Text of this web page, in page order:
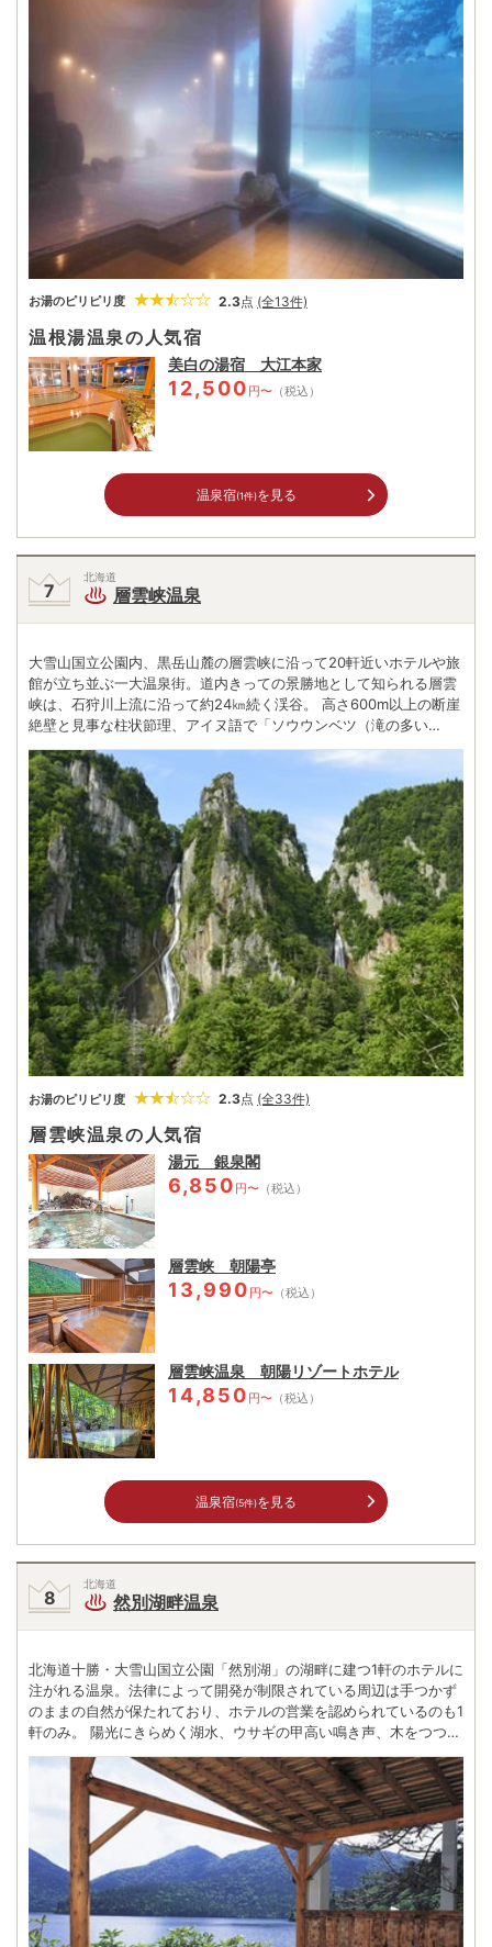
で「大きなお湯」という意味。オホーツクが生んだ海の幸とアイヌ
の古湯、その大きな恵みに抱かれたい。
お湯のピリピリ度 2.3点 (全13件)
温根湯温泉の人気宿
美白の湯宿 大江本家
12,500 円〜 （税込）
温泉宿(1件)を見る
北海道
層雲峡温泉
大雪山国立公園内、黒岳山麓の層雲峡に沿って20軒近いホテルや旅
館が立ち並ぶ一大温泉街。道内きっての景勝地として知られる層雲
峡は、石狩川上流に沿って約24㎞続く渓谷。 高さ600m以上の断崖
絶壁と見事な柱状節理、アイヌ語で「ソウウンベツ（滝の多い
川）」の地名どおりの「銀河の滝」や「流星の滝」に代表される名
瀑など、訪れる者を圧倒する大自然がここにはある。 特に岩壁を真
っ赤な紅葉が染める秋や、滝が氷結して巨大な氷柱となる厳冬の景
色は圧巻。この天を衝くような自然の造形を見て、大正時代にこの
地を訪れた文人の大町桂月が古来のアイヌ語の地名に「層雲」の字
を当てたのだとか。
お湯のピリピリ度 2.3点 (全33件)
層雲峡温泉の人気宿
湯元 銀泉閣
6,850 円〜 （税込）
層雲峡 朝陽亭
13,990 円〜 （税込）
層雲峡温泉 朝陽リゾートホテル
14,850 円〜 （税込）
温泉宿(5件)を見る
北海道
然別湖畔温泉
北海道十勝・大雪山国立公園「然別湖」の湖畔に建つ1軒のホテルに
注がれる温泉。法律によって開発が制限されている周辺は手つかず
のままの自然が保たれており、ホテルの営業を認められているのも1
軒のみ。 陽光にきらめく湖水、ウサギの甲高い鳴き声、木をつつく
クマゲラのリズミカルな音など、大自然の色と音に包まれた空間が
出迎えてくれる。四季折々の表情を見せる然別湖の夏は、波のない
夜の星を見られた人はいいことがあるという。 また冬には、標高が
高いため早くから湖面が全面結氷し、すべてが雪と氷で作られた
「しかりべつ湖コタン」が出現する。